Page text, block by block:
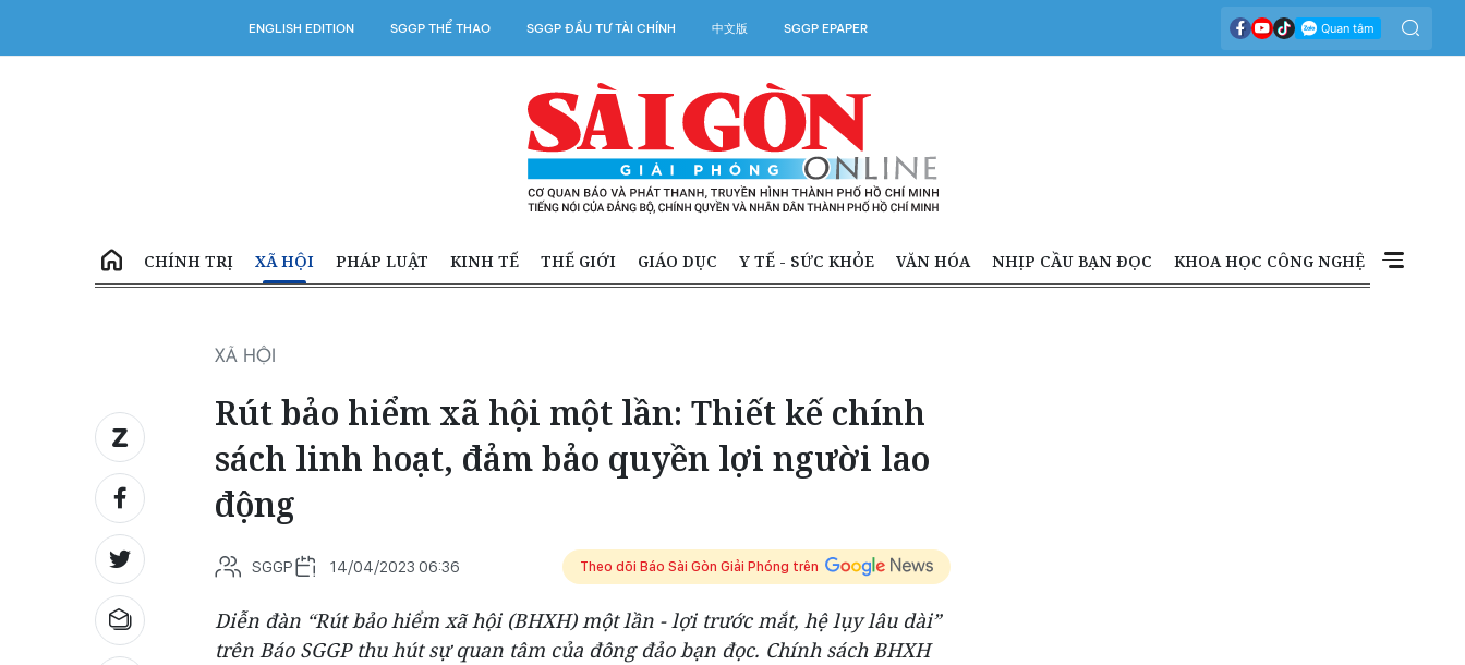
ENGLISH EDITION SGGP THỂ THAO SGGP ĐẦU TƯ TÀI CHÍNH 中文版 SGGP EPAPER
CHÍNH TRỊ XÃ HỘI PHÁP LUẬT KINH TẾ THẾ GIỚI GIÁO DỤC Y TẾ - SỨC KHỎE VĂN HÓA NHỊP CẦU BẠN ĐỌC KHOA HỌC CÔNG NGHỆ
XÃ HỘI
Rút bảo hiểm xã hội một lần: Thiết kế chính
sách linh hoạt, đảm bảo quyền lợi người lao
động
SGGP 14/04/2023 06:36 Theo dõi Báo Sài Gòn Giải Phóng trên
Diễn đàn “Rút bảo hiểm xã hội (BHXH) một lần - lợi trước mắt, hệ lụy lâu dài”
trên Báo SGGP thu hút sự quan tâm của đông đảo bạn đọc. Chính sách BHXH